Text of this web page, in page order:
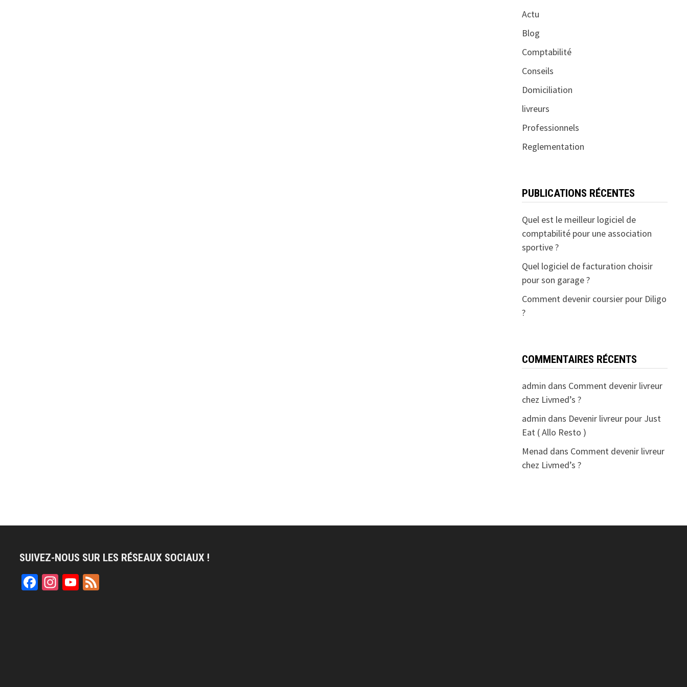
Actu
Blog
Comptabilité
Conseils
Domiciliation
livreurs
Professionnels
Reglementation
PUBLICATIONS RÉCENTES
Quel est le meilleur logiciel de
comptabilité pour une association
sportive ?
Quel logiciel de facturation choisir
pour son garage ?
Comment devenir coursier pour Diligo
?
COMMENTAIRES RÉCENTS
admin dans Comment devenir livreur
chez Livmed’s ?
admin dans Devenir livreur pour Just
Eat ( Allo Resto )
Menad dans Comment devenir livreur
chez Livmed’s ?
SUIVEZ-NOUS SUR LES RÉSEAUX SOCIAUX !
Facebook
Instagram
YouTube